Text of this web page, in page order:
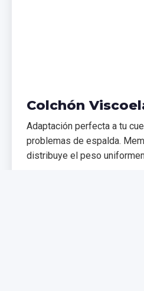
Colchón
Adaptación perfecta a tu
problemas de espalda.
distribuye el peso